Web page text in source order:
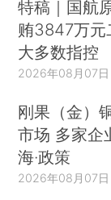
特稿｜国航
贿3847万元
大多数指控
2026年08月07日
刚果（金）
市场 多家企
海·政策
2026年08月07日